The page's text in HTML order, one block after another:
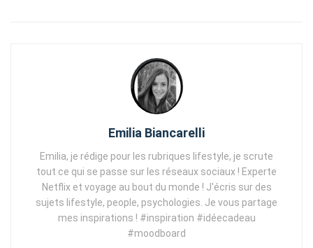
Emilia Biancarelli
Emilia, je rédige pour les rubriques lifestyle, je scrute
tout ce qui se passe sur les réseaux sociaux ! Experte
Netflix et voyage au bout du monde ! J'écris sur des
sujets lifestyle, people, psychologies. Je vous partage
mes inspirations ! #inspiration #idéecadeau
#moodboard